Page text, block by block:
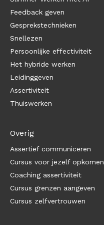
Feedback geven
Gesprekstechnieken
Snellezen
Persoonlijke effectiviteit
Het hybride werken
Leidinggeven
Assertiviteit
Thuiswerken
Overig
Assertief communiceren
Cursus voor jezelf opkomen
Coaching assertiviteit
Cursus grenzen aangeven
Cursus zelfvertrouwen